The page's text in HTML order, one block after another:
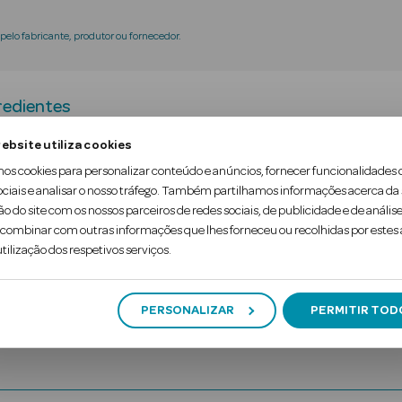
utiliza cookies
cookies para personalizar conteúdo e anúncios, fornecer funcionalidades
e analisar o nosso tráfego. Também partilhamos informações acerca da
do site com os nossos parceiros de redes sociais, de publicidade e de
com outras informações que lhes forneceu ou recolhidas por estes
dos respetivos serviços.
PERSONALIZAR PERMITIR
fabricante, produtor ou fornecedor.
ingredientes naturais rica em ácidos de frutos
Purify-Extra atua como um peeling e purifica
o cabelo recupere volume e leveza.